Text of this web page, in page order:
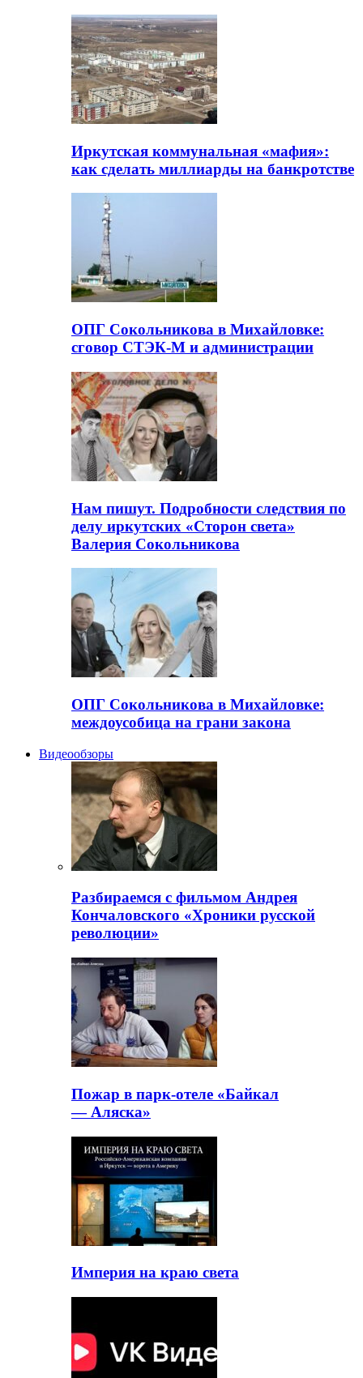
Иркутская коммунальная «мафия»:
как сделать миллиарды на банкротстве
ОПГ Сокольникова в Михайловке:
сговор СТЭК-М и администрации
Нам пишут. Подробности следствия по
делу иркутских «Сторон света»
Валерия Сокольникова
ОПГ Сокольникова в Михайловке:
междоусобица на грани закона
Видеообзоры
Разбираемся с фильмом Андрея
Кончаловского «Хроники русской
революции»
Пожар в парк-отеле «Байкал
— Аляска»
Империя на краю света